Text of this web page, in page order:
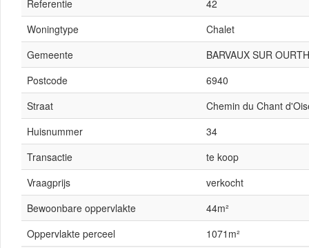
Referentie
42
Woningtype
Chalet
Gemeente
BARVAUX SUR
Postcode
6940
Straat
Chemin du Chant
Huisnummer
34
Transactie
te koop
Vraagprijs
verkocht
Bewoonbare oppervlakte
44m²
Oppervlakte perceel
1071m²